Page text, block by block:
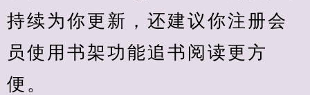
持续为你更新，还建议你注册会
员使用书架功能追书阅读更方
便。